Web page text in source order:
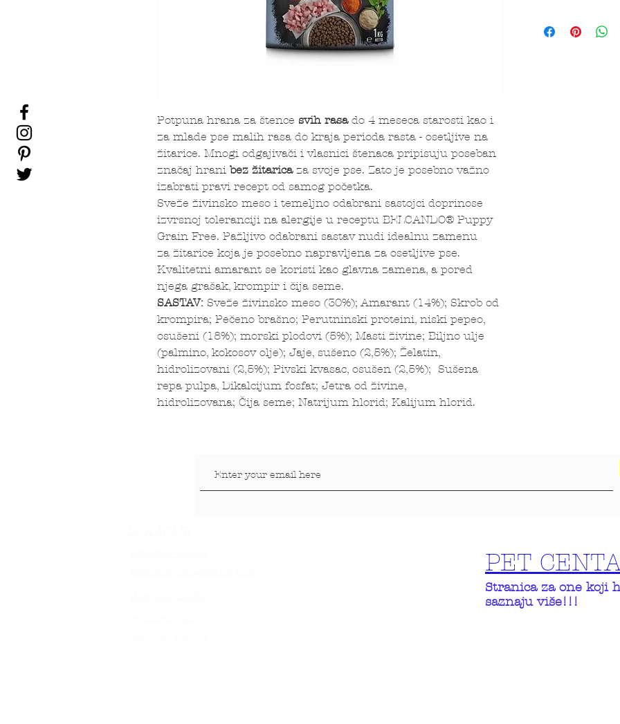
Potpuna hrana za štence svih rasado 4 meseca starosti kao i
za mlade pse malih rasa do kraja perioda rasta - osetljive na
žitarice. Mnogi odgajivači i vlasnici štenaca pripisuju poseban
značaj hranibez žitaricaza svoje pse. Zato je posebno važno
izabrati pravi recept od samog početka.
Sveže živinsko meso i temeljno odabrani sastojci doprinose
izvrsnoj toleranciji na alergije u receptu BELCANDO® Puppy
Grain Free. Pažljivo odabrani sastav nudi idealnu zamenu
za žitarice koja je posebno napravljena za osetljive pse.
Kvalitetni amarant se koristi kao glavna zamena, a pored
njega grašak, krompir i čija seme.
SASTAV: Sveže živinsko meso (30%); Amarant (14%); Skrob od
krompira; Pečeno brašno; Perutninski proteini, niski pepeo,
osušeni (18%); morski plodovi (5%); Masti živine; Biljno ulje
(palmino, kokosov olje); Jaje, sušeno (2,5%); Želatin,
hidrolizovani (2,5%); Pivski kvasac, osušen (2,5%); Sušena
repa pulpa, Dikalcijum fosfat; Jetra od živine,
hidrolizovana; Čija seme; Natrijum hlorid; Kalijum hlorid.
PET
Stranica za one koji
saznaju više!!!